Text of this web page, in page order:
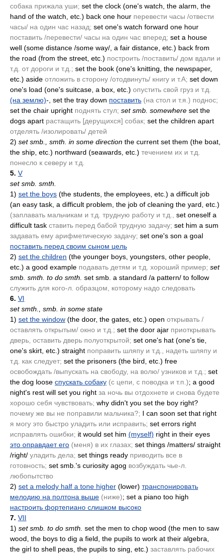
собака прижала уши; set the clock (one's watch, the alarm, the
hand of the watch, etc.) back one hour перевести часы /отвести
часы/ на один час назад; set one's watch forward one hour
поставить /перевести/ часы на один час вперед; set a house
well (some distance /some way/, a fair distance, etc.) back from
the road (from the street, etc.) построить /поставить/ дом вдали и
т.д. от дороги и т.д.; set the book (one's knitting, the newspaper,
etc.) aside отложить в сторону /отодвинуть/ книгу и т.A; set down
one's load (one's suitcase, a box, etc.) опустить свой груз и т.д.
(на землю)-, set the tray down поставить (на стол и т.я.) поднос;
set the chair upright поднять стул; set smb. somewhere set the
dogs apart растащить [дерущихся] собак; set the children apart
отделять /изолировать/ детей
2) set smb., smth. in some direction the current set them (the boat,
the ship, etc.) northward (seawards, etc.) течением их и т.д.
понесло к северу и т.д.
5. V
set smb. smth.
1) set the boys (the students, the employees, etc.) a difficult job
(an easy task, a difficult problem, the job of cleaning the yard, etc.)
(заплавать мальчикам и т.д. трудную работу и т.д.,
set oneself a
difficult task ставить перед бабой трудную задачу; set him a sum
задавать ему арифметическую задачу; set one's son a goal
поставить перед своим сыном цель
2) set the children (the younger boys, youngsters, other people,
etc.) a good example подавать детям и т.д. хороший пример; set
smb. smth. to do smth. set smb. a standard /a pattern/ to follow
служить для кого-л. образцом, которому надо следовать
6. VI
set smth., smb. in some state
1) set the window (the door, the gates, etc.) open открывать /
оставлять открытым/ окно и т.д.; set the door ajar приоткрывать
дверь, оставить дверь полуоткрытой; set one's hat (one's tie,
one's skirt, etc.) straight поправить шляпу и т.д., надеть шляпу и
т.д. как следует; set the prisoners (the bird, etc.) free
освобождать /выпускать на свободу, на волю/ узников и т.д.; set
the dog loose спускать собаку (с цепи, с поводка и т.п.); a good
night's rest will set you right за ночь вы отдохнете и снова будете
хорошо себя чувствовать; why didn't you set the boy right?
почему же вы не поправили мальчика?; I can soon set that right
я могу это быстро уладить или исправить; set errors right
исправлять ошибки; it would set him (myself) right in their eyes
это оправдает его (меня) в их глазах; set things /matters/ straight
/right/ уладить дела; set things ready приводить все в
готовность; set smb.'s curiosity agog возбуждать чье-л.
любопытство
2) set a melody half a tone higher (lower) транспонировать
мелодию на полтона выше (ниже); set a piano too high
настроить фортепиано слишком высоко
7. VII
1) set smb. to do smth. set the men to chop wood (the men to saw
wood, the boys to dig a field, the pupils to work at their algebra,
the girl to shell peas, the pupils to sing, etc.) заставлять рабочих